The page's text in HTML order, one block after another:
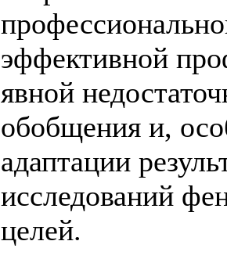
эффективной
явной
обобщения и,
адаптации
исследований
целей.